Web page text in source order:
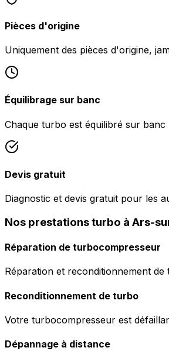
Pièces d'origine
Uniquement des pièces d'origine,
Équilibrage sur banc
Chaque turbo est équilibré sur
Devis gratuit
Diagnostic et devis gratuit pour les
Nos prestations turbo à Ars-
Réparation de turbocompresseur
Réparation et reconditionnement
Reconditionnement de turbo
Votre turbocompresseur est
Dépannage à distance